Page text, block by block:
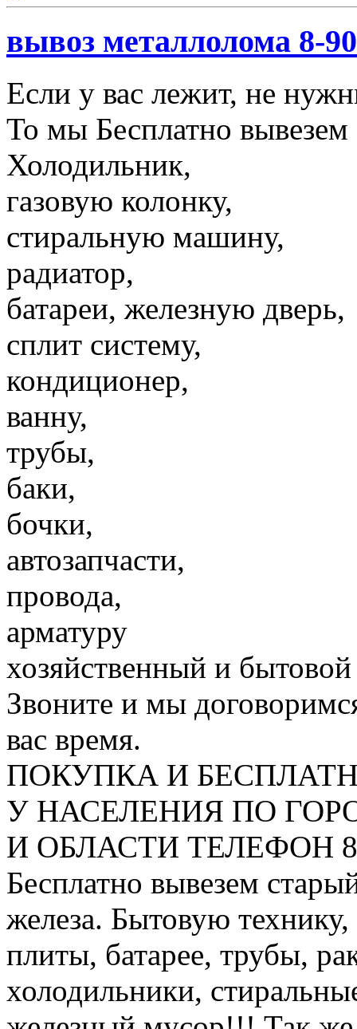
вывоз металлолома 8-
Если у вас лежит, не
То мы Бесплатно
Холодильник,
газовую колонку,
стиральную машину,
радиатор,
батареи, железную дверь,
сплит систему,
кондиционер,
ванну,
трубы,
баки,
бочки,
автозапчасти,
провода,
арматуру
хозяйственный и
Звоните и мы
вас время.
ПОКУПКА И
У НАСЕЛЕНИЯ ПО
И ОБЛАСТИ ТЕЛЕФОН 8
Бесплатно вывезем
железа. Бытовую
плиты, батарее, трубы,
холодильники,